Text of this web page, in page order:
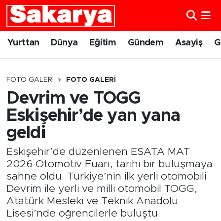
Yurttan Dünya Eğitim Gündem Asayiş
FOTO GALERI FOTO GALERI
Devrim ve TOGG
Eskişehir’de yan yana
geldi
Eskişehir’de düzenlenen ESATA MAT
2026 Otomotiv Fuarı, tarihi bir buluşmaya
sahne oldu. Türkiye’nin ilk yerli otomobili
Devrim ile yerli ve milli otomobil TOGG,
Atatürk Mesleki ve Teknik Anadolu
Lisesi’nde öğrencilerle buluştu.
Yurttan
Gündem
Eskişehirspor
Spor
Sağlık
Kültür Sanat
Eskişehir Nöbetçi Eczaneler
Eskişehir Trafik Yoğunluk Haritası
Süper Lig Puan Durumu ve Fikstür
Tüm Manşetler
Son Dakika Haberleri
Haber Arşivi